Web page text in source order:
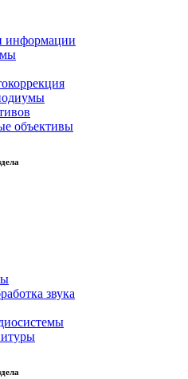
информации
объективы
звука